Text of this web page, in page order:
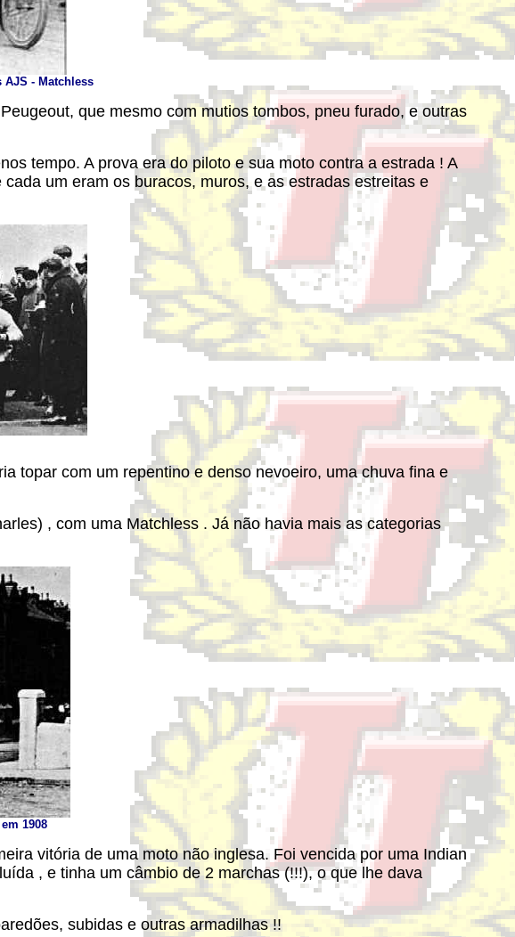
AJS - Matchless
que mesmo com mutios tombos, pneu furado, e outras
tempo. A prova era do piloto e sua moto contra a estrada ! A
um eram os buracos, muros, e as estradas estreitas e
topar com um repentino e denso nevoeiro, uma chuva fina e
, com uma Matchless . Já não havia mais as categorias
1908
vitória de uma moto não inglesa. Foi vencida por uma Indian
, e tinha um câmbio de 2 marchas (!!!), o que lhe dava
subidas e outras armadilhas !!